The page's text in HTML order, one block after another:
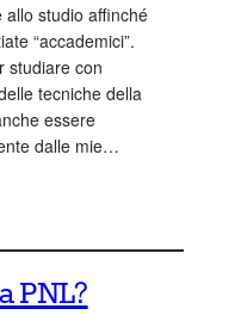
allo studio affinché
“accademici”.
studiare con
tecniche della
essere
dalle mie…
PNL?